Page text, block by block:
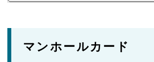
マンホールカード